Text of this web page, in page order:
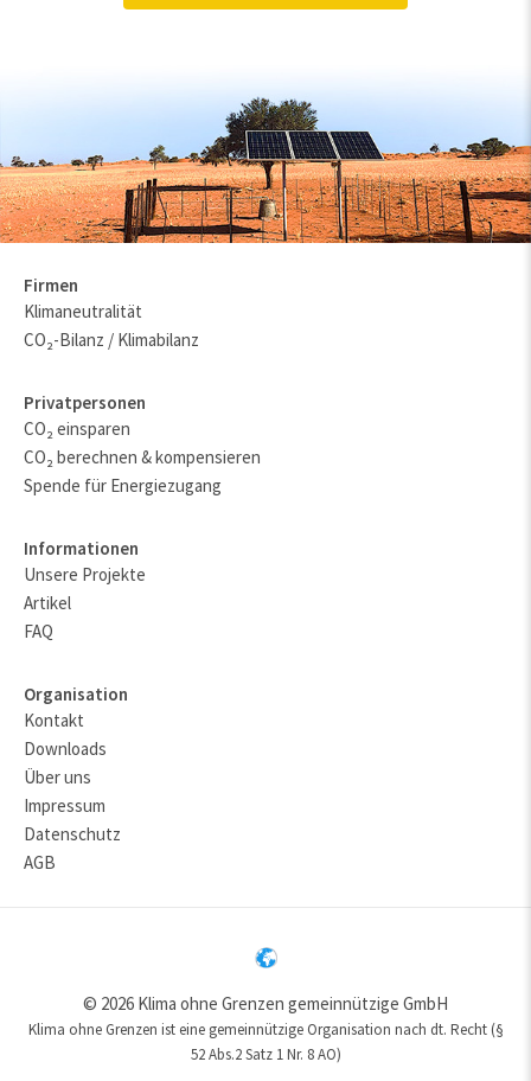
Firmen
Klimaneutralität
CO₂-Bilanz / Klimabilanz
Privatpersonen
CO₂ einsparen
CO₂ berechnen & kompensieren
Spende für Energiezugang
Informationen
Unsere Projekte
Artikel
FAQ
Organisation
Kontakt
Downloads
Über uns
Impressum
Datenschutz
AGB
© 2026 Klima ohne Grenzen gemeinnützige GmbH
Klima ohne Grenzen ist eine gemeinnützige Organisation nach dt. Recht (§
52 Abs.2 Satz 1 Nr. 8 AO)